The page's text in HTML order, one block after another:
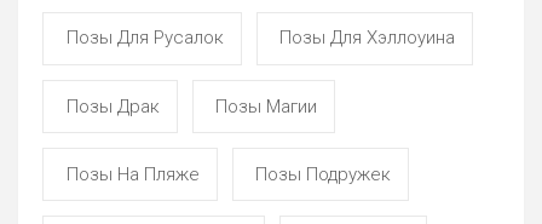
Позы Для Русалок Позы Для Хэллоуина
Позы Драк Позы Магии
Позы На Пляже Позы Подружек